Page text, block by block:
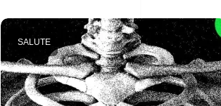
SALUTE